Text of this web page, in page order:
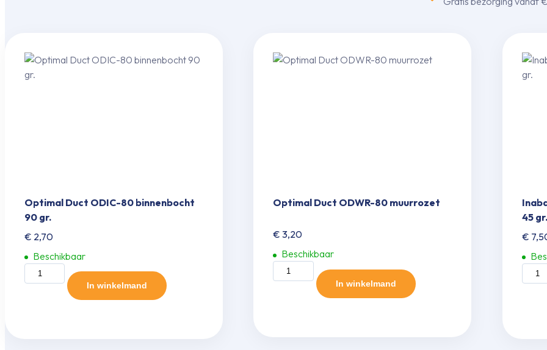
Optimal Duct ODIC-80 binnenbocht
90 gr.
€ 2,70
Beschikbaar
Optimal
Duct
In winkelmand
Optimal Duct ODWR-80 muurrozet
€ 3,20
Beschikbaar
Optimal
Duct
In winkelmand
45 gr.
€
Inaba